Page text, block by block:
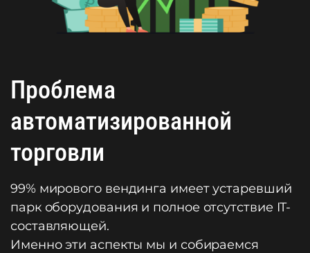
Проблема
автоматизированной
торговли
99% мирового вендинга имеет устаревший
парк оборудования и полное отсутствие IT-
составляющей.
Именно эти аспекты мы и собираемся